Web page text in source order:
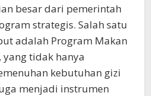
besar dari pemerintah
strategis. Salah satu
adalah Program Makan
yang tidak hanya
kebutuhan gizi
menjadi instrumen